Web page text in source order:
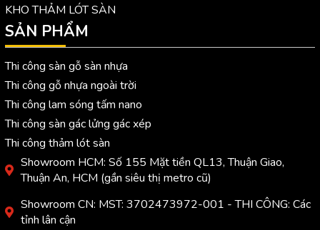
KHO THẢM LÓT SÀN
SẢN PHẨM
Thi công sàn gỗ sàn nhựa
Thi công gỗ nhựa ngoài trời
Thi công lam sóng tấm nano
Thi công sàn gác lửng gác xép
Thi công thảm lót sàn
Showroom HCM: Số 155 Mặt tiền QL13, Thuận Giao,
Thuận An, HCM (gần siêu thị metro cũ)
Showroom CN: MST: 3702473972-001 - THI CÔNG: Các
tỉnh lân cận